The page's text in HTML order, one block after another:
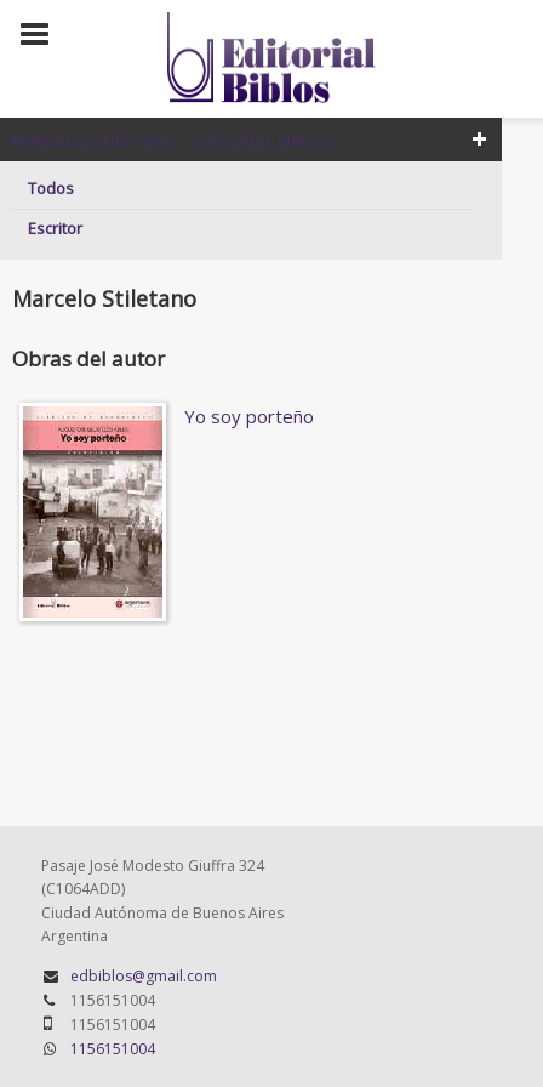
MARCELO STILETANO – EDITORIAL BIBLOS
Todos
Escritor
Marcelo Stiletano
Obras del autor
Yo soy porteño
Pasaje José Modesto Giuffra 324
(C1064ADD)
Ciudad Autónoma de Buenos Aires
Argentina
edbiblos@gmail.com
1156151004
1156151004
1156151004